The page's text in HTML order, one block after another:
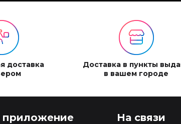
доставка
Доставка в пункты
в вашем городе
На связи